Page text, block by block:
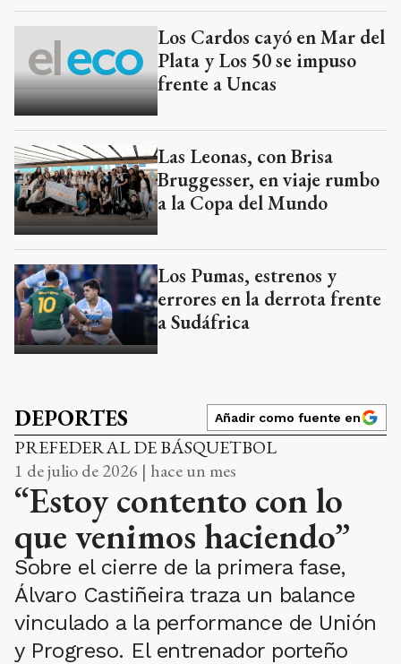
Los Cardos cayó en Mar del
Plata y Los 50 se impuso
frente a Uncas
Las Leonas, con Brisa
Bruggesser, en viaje rumbo
a la Copa del Mundo
Los Pumas, estrenos y
errores en la derrota frente
a Sudáfrica
DEPORTES Añadir como fuente en
PREFEDERAL DE BÁSQUETBOL
1 de julio de 2026 | hace un mes
“Estoy contento con lo
que venimos haciendo”
Sobre el cierre de la primera fase,
Álvaro Castiñeira traza un balance
vinculado a la performance de Unión
y Progreso. El entrenador porteño